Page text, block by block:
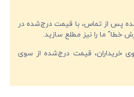
پس از تماس، با قیمت درج‌شده در
خطا" ما را نیز مطلع سازید.
خطا از سوی خریداران، قیمت درج‌شده از سوی